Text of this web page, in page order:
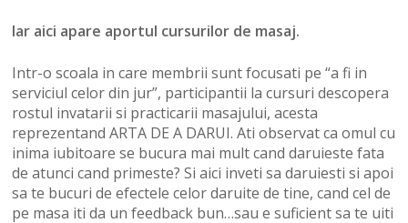
Iar aici apare aportul cursurilor de masaj.
Intr-o scoala in care membrii sunt focusati pe “a fi in
serviciul celor din jur”, participantii la cursuri descopera
rostul invatarii si practicarii masajului, acesta
reprezentand ARTA DE A DARUI. Ati observat ca omul cu
inima iubitoare se bucura mai mult cand daruieste fata
de atunci cand primeste? Si aici inveti sa daruiesti si apoi
sa te bucuri de efectele celor daruite de tine, cand cel de
pe masa iti da un feedback bun…sau e suficient sa te uiti